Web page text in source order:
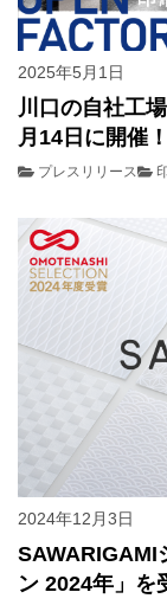
2025年5月1日
川口の自社工
月14日に開催！
プレスリリース
2024年12月3日
SAWARIGAMI
ン 2024年」を